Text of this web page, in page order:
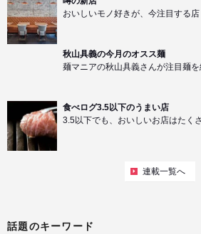
おいしいモノ好きが、今注目する店
秋山具義の今月のオスス麺
麺マニアの秋山具義さんが注目麺
食べログ3.5以下のうまい店
3.5以下でも、おいしいお店はたく
連載一覧へ
話題のキーワード